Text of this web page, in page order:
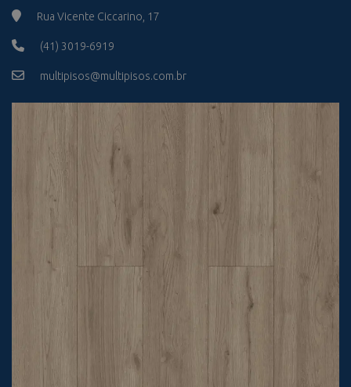
Rua Vicente Ciccarino, 17
(41) 3019-6919
multipisos@multipisos.com.br